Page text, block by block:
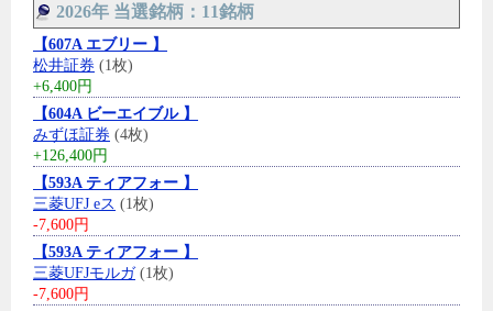
2026年 当選銘柄：11銘柄
【607A エブリー 】
松井証券 (1枚)
+6,400円
【604A ビーエイブル 】
みずほ証券 (4枚)
+126,400円
【593A ティアフォー 】
三菱UFJ eス (1枚)
-7,600円
【593A ティアフォー 】
三菱UFJモルガ(1枚)
-7,600円